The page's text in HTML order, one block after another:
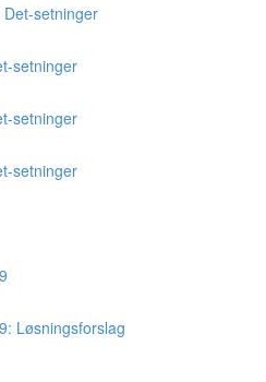
Det-setninger
setninger
setninger
setninger
Løsningsforslag